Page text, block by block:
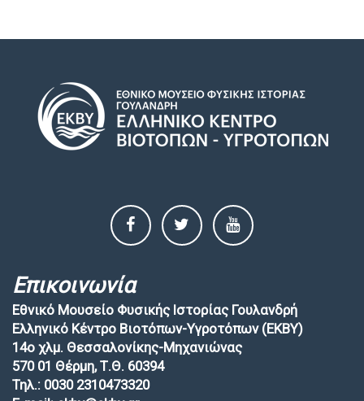
Επικοινωνία
Εθνικό Μουσείο Φυσικής Ιστορίας Γουλανδρή
Ελληνικό Κέντρο Βιοτόπων-Υγροτόπων (EKBY)
14ο χλμ. Θεσσαλονίκης-Μηχανιώνας
570 01 Θέρμη, Τ.Θ. 60394
Τηλ.: 0030 2310473320